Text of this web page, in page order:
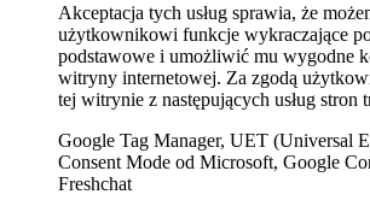
Akceptacja tych usług sprawia, że
użytkownikowi funkcje wykraczające
podstawowe i umożliwić mu wygodne
witryny internetowej. Za zgodą
tej witrynie z następujących usług stron
Google Tag Manager, UET (Universal
Consent Mode od Microsoft, Google
Freshchat